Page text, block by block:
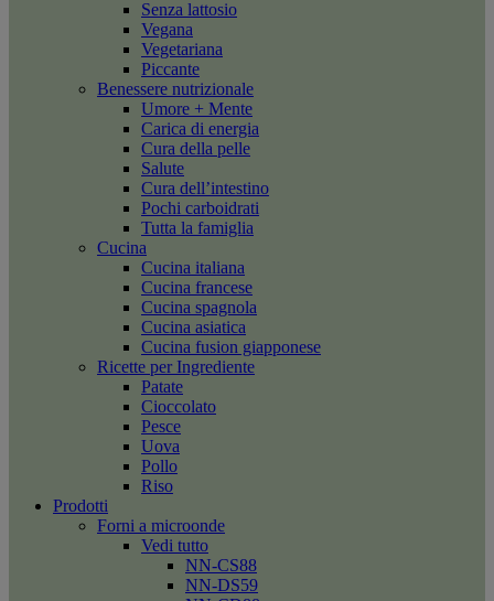
Senza lattosio
Vegana
Vegetariana
Piccante
Benessere nutrizionale
Umore + Mente
Carica di energia
Cura della pelle
Salute
Cura dell’intestino
Pochi carboidrati
Tutta la famiglia
Cucina
Cucina italiana
Cucina francese
Cucina spagnola
Cucina asiatica
Cucina fusion giapponese
Ricette per Ingrediente
Patate
Cioccolato
Pesce
Uova
Pollo
Riso
Prodotti
Forni a microonde
Vedi tutto
NN-CS88
NN-DS59